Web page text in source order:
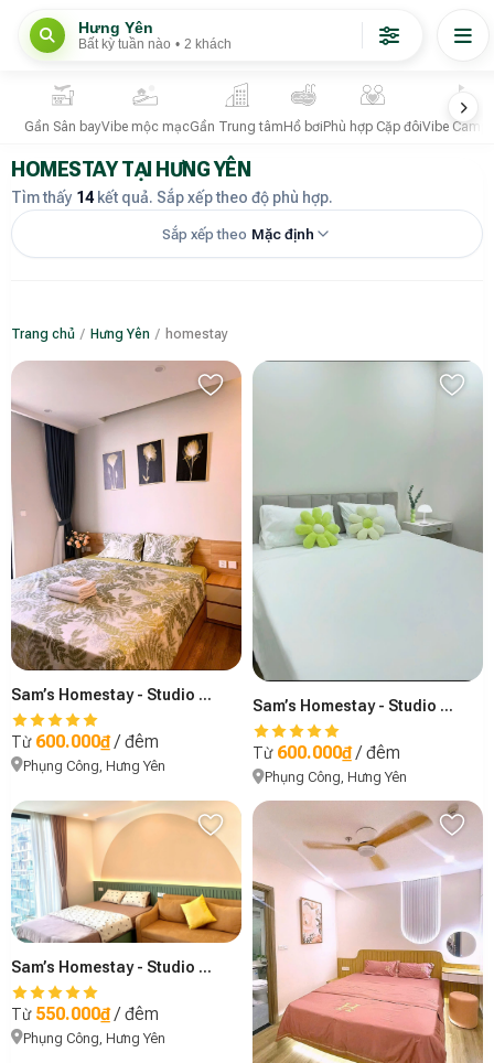
Hưng Yên
Bất kỳ tuần nào • 2 khách
Gần Sân bayVibe mộc mạcGần Trung tâm Hồ bơi Phù hợp Cặp đôiVibe
HOMESTAY TẠI HƯNG YÊN
Tìm thấy 14kết quả. Sắp xếp theo độ phù hợp.
Sắp xếp theo Mặc định
Trang chủ / Hưng Yên / homestay
Sam’s Homestay - Studio R2-2206B
Từ 600.000₫/ đêm
Phụng Công, Hưng Yên
Sam’s Homestay - Studio Sol2-3315
Từ 600.000₫/ đêm
Phụng Công, Hưng Yên
Sam’s Homestay - Studio Sol2-1615
Từ 550.000₫/ đêm
Phụng Công, Hưng Yên